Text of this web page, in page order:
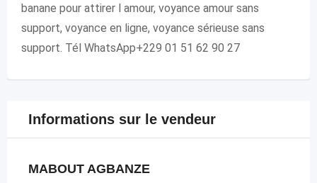
banane pour attirer l amour, voyance amour sans
support, voyance en ligne, voyance sérieuse sans
support. Tél WhatsApp+229 01 51 62 90 27
Informations sur le vendeur
MABOUT AGBANZE